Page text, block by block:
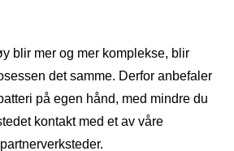
blir mer og mer komplekse, blir
det samme. Derfor anbefaler
på egen hånd, med mindre du
kontakt med et av våre
partnerverksteder.